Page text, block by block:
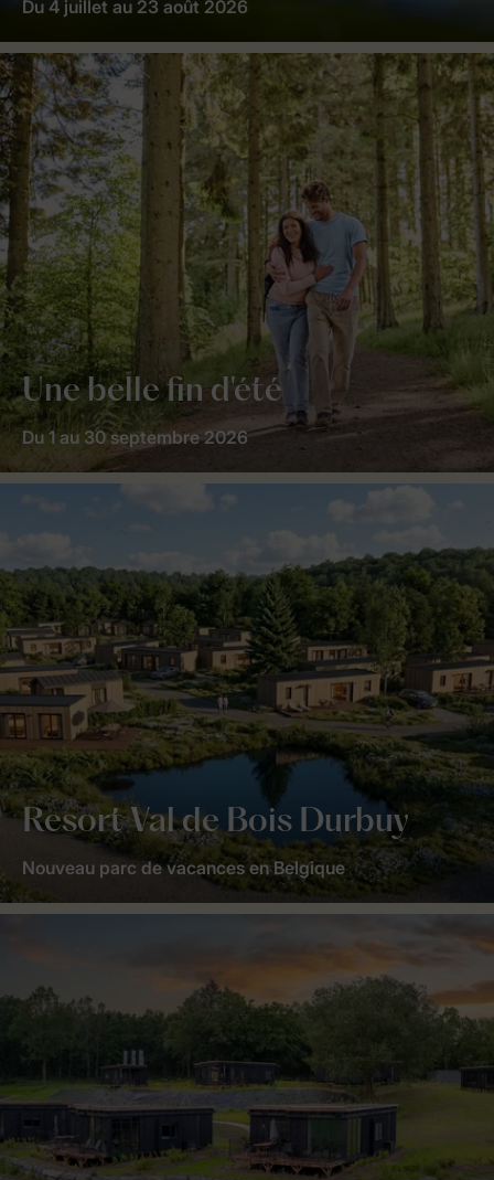
Du 4 juillet au 23 août 2026
Une belle fin d'été
Du 1 au 30 septembre 2026
Resort Val de Bois Durbuy
Nouveau parc de vacances en Belgique